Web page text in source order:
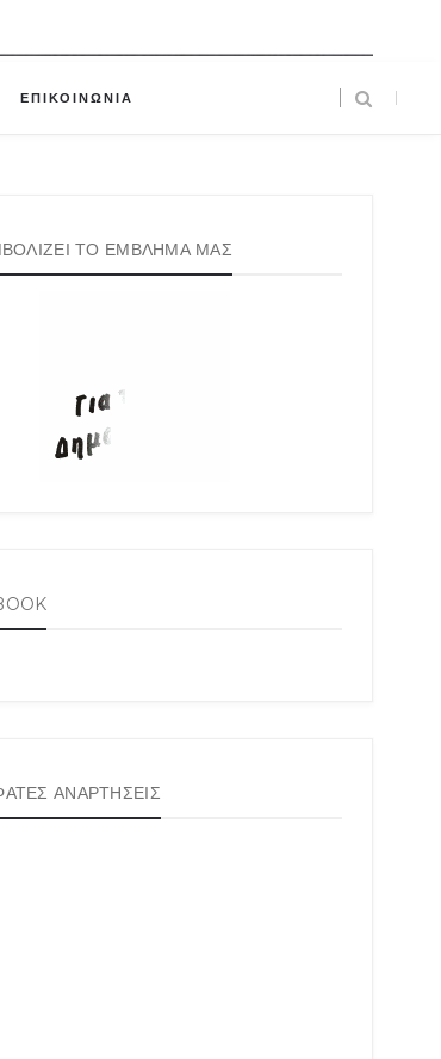
ΕΠΙΚΟΙΝΩΝΙΑ
ΤΟ ΕΜΒΛΗΜΑ ΜΑΣ
ΑΝΑΡΤΗΣΕΙΣ